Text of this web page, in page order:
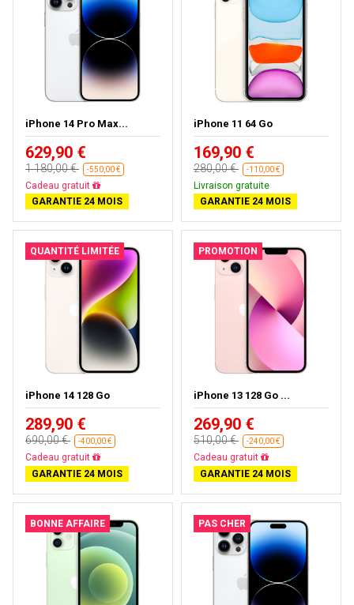
iPhone 14 Pro Max...
629,90 €
1 180,00 € -550,00 €
Livraison gratuite
GARANTIE 24 MOIS
iPhone 11 64 Go
169,90 €
280,00 € -110,00 €
Livraison gratuite
GARANTIE 24 MOIS
QUANTITÉ LIMITÉE
iPhone 14 128 Go
289,90 €
690,00 € -400,00 €
Livraison gratuite
GARANTIE 24 MOIS
PROMOTION
iPhone 13 128 Go ...
269,90 €
510,00 € -240,00 €
Livraison gratuite
GARANTIE 24 MOIS
BONNE AFFAIRE PAS CHER